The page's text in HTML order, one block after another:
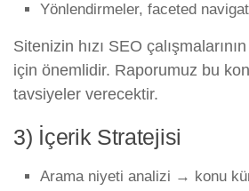
Yönlendirmeler, faceted
Sitenizin hızı SEO
için önemlidir. Raporumuz bu
tavsiyeler verecektir.
3) İçerik Stratejisi
Arama niyeti analizi → konu